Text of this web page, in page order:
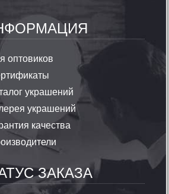
оптовиков
украшений
украшений
качества
ЗАКАЗА